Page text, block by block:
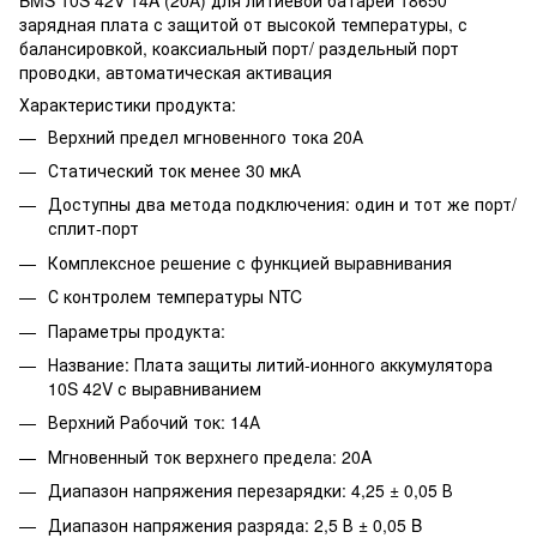
зарядная плата с защитой от высокой температуры, с
балансировкой, коаксиальный порт/ раздельный порт
проводки, автоматическая активация
Характеристики продукта:
Верхний предел мгновенного тока 20А
Статический ток менее 30 мкА
Доступны два метода подключения: один и тот же порт/
сплит-порт
Комплексное решение с функцией выравнивания
С контролем температуры NTC
Параметры продукта:
Название: Плата защиты литий-ионного аккумулятора
10S 42V с выравниванием
Верхний Рабочий ток: 14А
Мгновенный ток верхнего предела: 20A
Диапазон напряжения перезарядки: 4,25 ± 0,05 В
Диапазон напряжения разряда: 2,5 В ± 0,05 B